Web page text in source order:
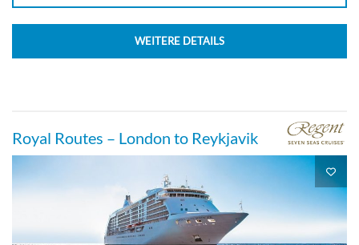
WEITERE DETAILS
Royal Routes – London to Reykjavik